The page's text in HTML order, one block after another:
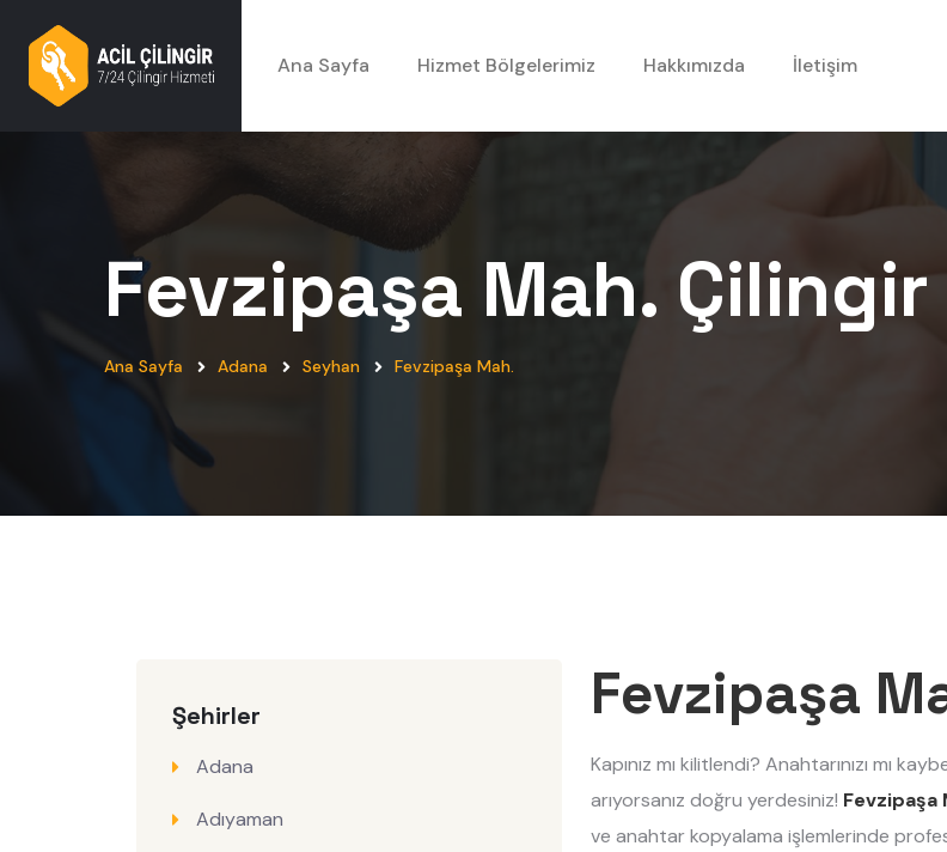
Ana Sayfa Hizmet Bölgelerimiz Hakkımızda İletişim
Fevzipaşa Mah. Çilingir
Ana Sayfa Adana Seyhan Fevzipaşa Mah.
Şehirler
Adana
Adıyaman
Fevzipaşa
Kapınız mı kilitlendi? Anahtarınızı mı
arıyorsanız doğru yerdesiniz!
ve anahtar kopyalama işlemlerinde